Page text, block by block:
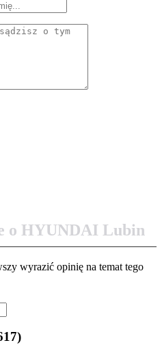
o HYUNDAI Lubin
wyrazić opinię na temat tego